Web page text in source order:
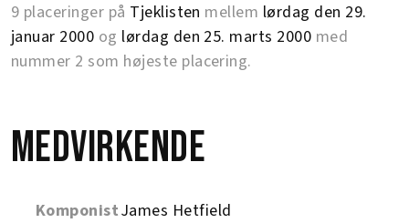
9 placeringer på Tjeklisten mellem lørdag den 29.
januar 2000 og lørdag den 25. marts 2000 med
nummer 2 som højeste placering.
Medvirkende
KomponistJames Hetfield